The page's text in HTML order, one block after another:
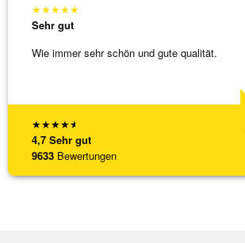
★★★★★
4,7 Sehr gut
9633 Bewertungen
★★★★★
Sehr gut
Wie immer sehr schön und gute qualität.